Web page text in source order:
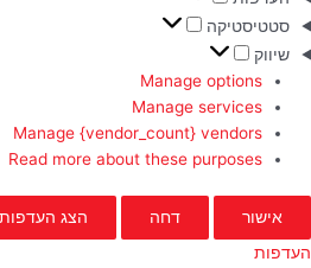
סטטיסטיקה
שיווק
Manage options
Manage services
Manage {vendor_count} vendors
Read more about these purposes
אישור דחה הצג העדפות
העדפות